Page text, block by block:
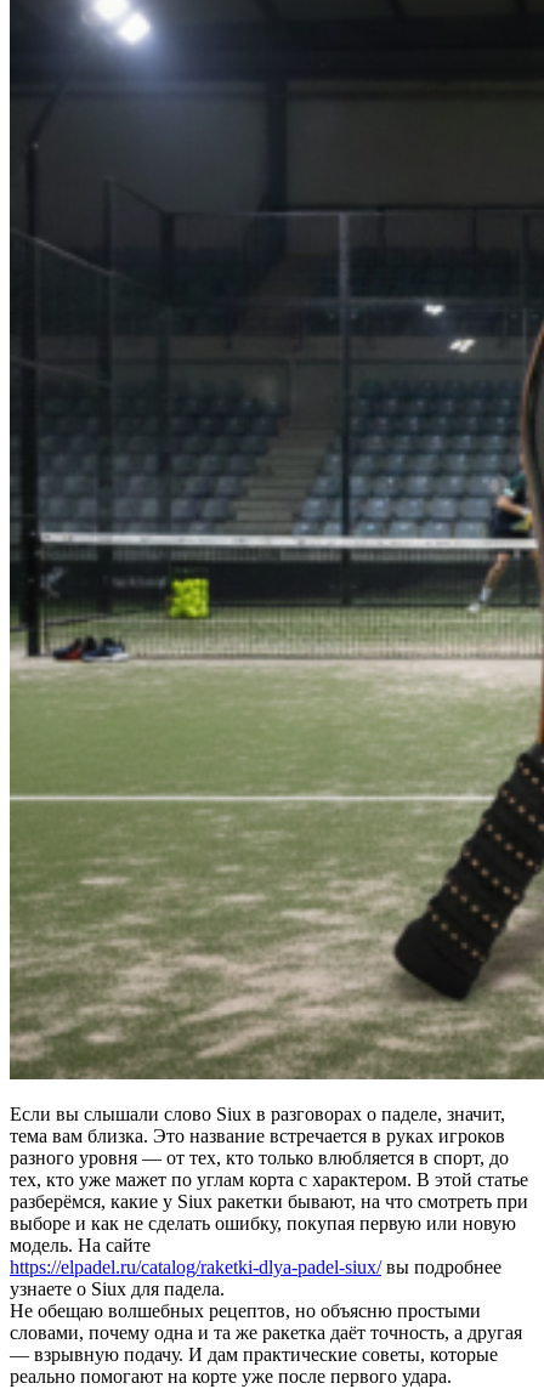
Если вы слышали слово Siux в разговорах о паделе, значит,
тема вам близка. Это название встречается в руках игроков
разного уровня — от тех, кто только влюбляется в спорт, до
тех, кто уже мажет по углам корта с характером. В этой статье
разберёмся, какие у Siux ракетки бывают, на что смотреть при
выборе и как не сделать ошибку, покупая первую или новую
модель. На сайте
https://elpadel.ru/catalog/raketki-dlya-padel-siux/вы подробнее
узнаете о Siux для падела.
Не обещаю волшебных рецептов, но объясню простыми
словами, почему одна и та же ракетка даёт точность, а другая
— взрывную подачу. И дам практические советы, которые
реально помогают на корте уже после первого удара.